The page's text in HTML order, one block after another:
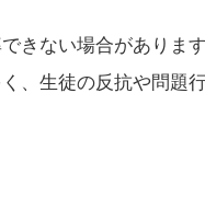
きない場合があります
、生徒の反抗や問題